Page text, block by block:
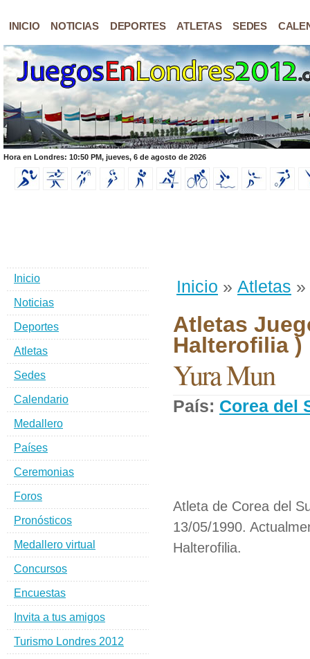
INICIO NOTICIAS DEPORTES ATLETAS SEDES
Hora en Londres: 10:50 PM, jueves, 6 de agosto de 2026
Inicio » Atletas »
Atletas
Halterofilia )
Yura Mun
País: Corea del
Atleta de Corea del
13/05/1990.
Halterofilia.
Inicio
Noticias
Deportes
Atletas
Sedes
Calendario
Medallero
Países
Ceremonias
Foros
Pronósticos
Medallero virtual
Concursos
Encuestas
Invita a tus amigos
Turismo Londres 2012